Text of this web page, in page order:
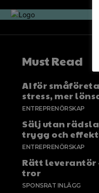
Must Read
AI för
stress, mer
ENTREPRENÖRSKAP
Sälj utan
trygg och
ENTREPRENÖRSKAP
Rätt leverantör
tror
SPONSRAT INLÄGG